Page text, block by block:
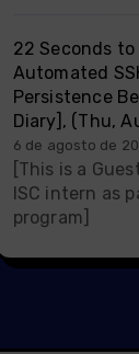
22 Seconds to
Automated
Persistence
Diary], (Thu,
6 de agosto de
[This is a
ISC intern as
program]